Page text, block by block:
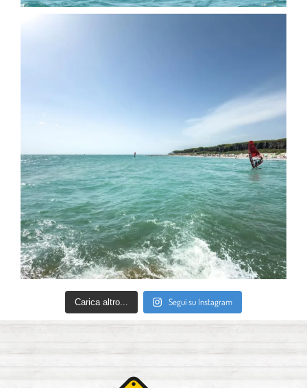
Carica altro... Segui su Instagram